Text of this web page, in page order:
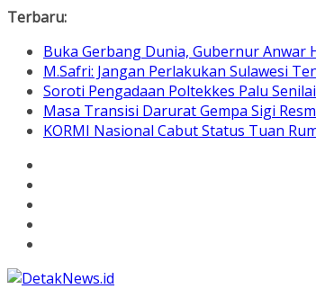
Skip
content
Terbaru:
Buka Gerbang Dunia, Gubernur Anwar
M.Safri: Jangan Perlakukan Sulawesi
Soroti Pengadaan Poltekkes Palu
Masa Transisi Darurat Gempa Sigi
KORMI Nasional Cabut Status Tuan